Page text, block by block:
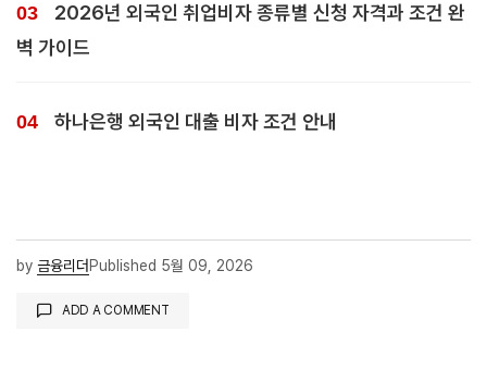
2026년 외국인 취업비자 종류별 신청 자격과 조건 완
벽 가이드
하나은행 외국인 대출 비자 조건 안내
by 금융리더 Published 5월 09, 2026
ADD A COMMENT